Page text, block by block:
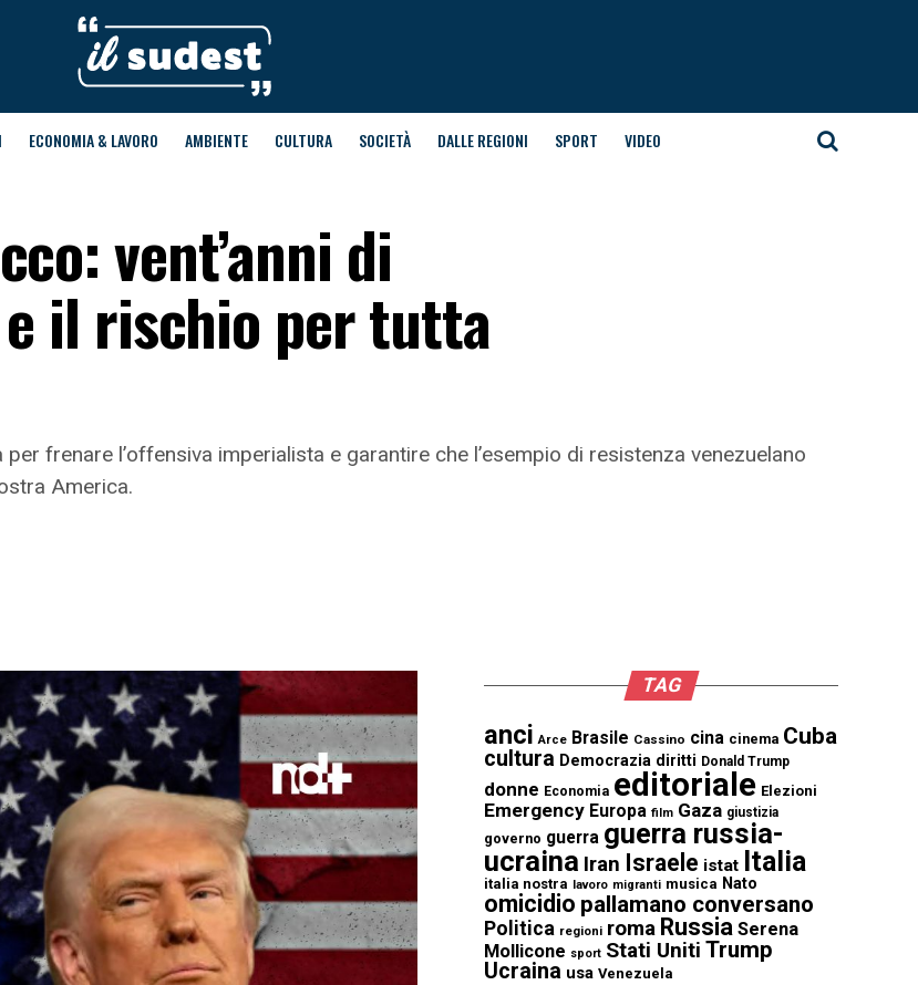
ECONOMIA & LAVORO AMBIENTE CULTURA SOCIETÀ DALLE REGIONI SPORT VIDEO
vent’anni di
il rischio per tutta
frenare l’offensiva imperialista e garantire che l’esempio di resistenza venezuelano
America.
TAG
anci Arce Brasile Cassino cina cinema Cuba
cultura Democrazia diritti Donald Trump
donne Economia editoriale Elezioni
Emergency Europa film Gaza giustizia
governo guerra guerra russia-
ucraina Iran Israele istat Italia
italia nostra lavoro migranti musica Nato
omicidio pallamano conversano
Politica regioni roma Russia Serena
Mollicone sport Stati Uniti Trump
Ucraina usa Venezuela